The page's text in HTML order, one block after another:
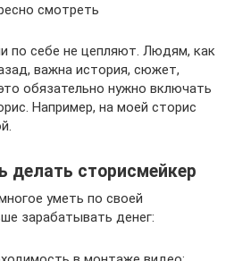
смотреть
по себе не цепляют. Людям, как
важна история, сюжет,
обязательно нужно включать
Например, на моей сторис
делать сторисмейкер
уметь по своей
зарабатывать денег: